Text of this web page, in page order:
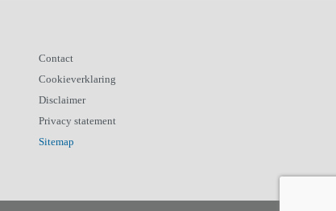
Contact
Cookieverklaring
Disclaimer
Privacy statement
Sitemap